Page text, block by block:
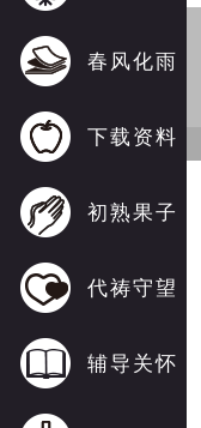
春风化雨
下载资料
初熟果子
代祷守望
辅导关怀